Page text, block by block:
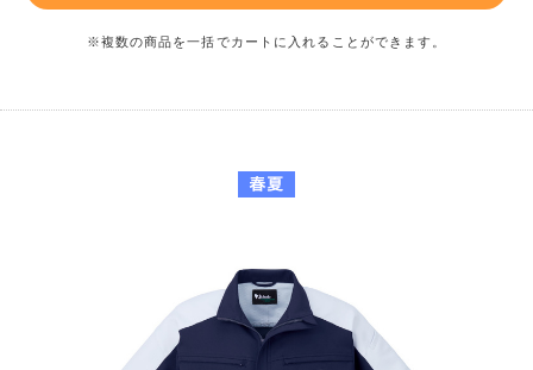
※複数の商品を一括でカートに入れることができます。